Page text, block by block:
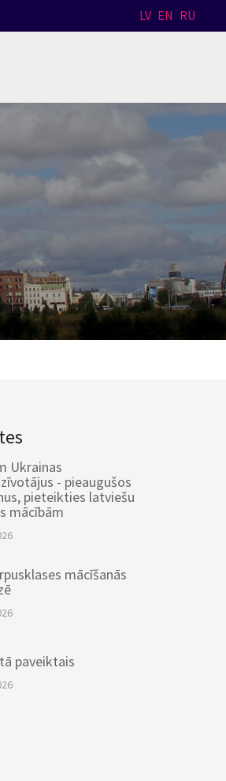
LV EN RU
Ukrainas
- pieaugušos
pieteikties latviešu
mācībām
mācīšanās
paveiktais